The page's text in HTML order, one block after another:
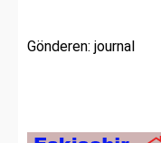
Gönderen: journal